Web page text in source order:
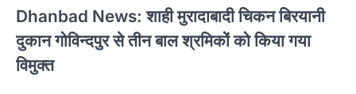
Dhanbad News: शाही मुरादाबादी चिकन बिरयानी
दुकान गोविन्दपुर से तीन बाल श्रमिकों को किया गया
विमुक्त